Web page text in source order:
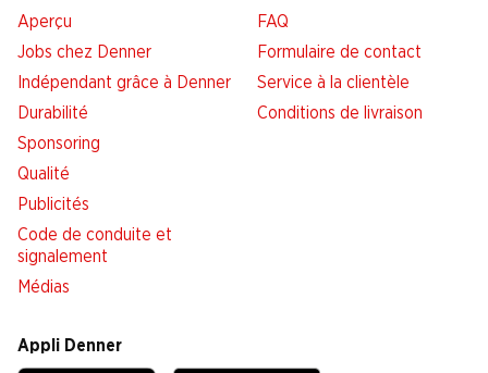
Aperçu
Jobs chez Denner
Indépendant grâce à Denner
Durabilité
Sponsoring
Qualité
Publicités
Code de conduite et
signalement
Médias
FAQ
Formulaire de contact
Service à la clientèle
Conditions de livraison
Appli Denner